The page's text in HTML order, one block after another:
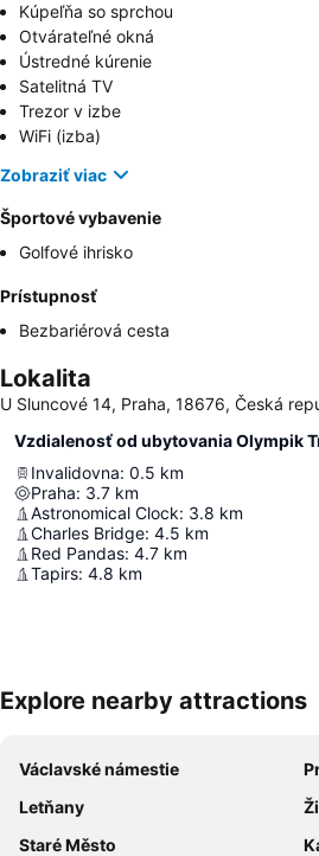
Kúpeľňa so sprchou
Otvárateľné okná
Ústredné kúrenie
Satelitná TV
Trezor v izbe
WiFi (izba)
Zobraziť viac
Športové vybavenie
Golfové ihrisko
Prístupnosť
Bezbariérová cesta
Lokalita
U Sluncové 14, Praha, 18676, Česká
Vzdialenosť od ubytovania Olympik
Invalidovna: 0.5 km
Praha: 3.7 km
Astronomical Clock: 3.8 km
Charles Bridge: 4.5 km
Red Pandas: 4.7 km
Tapirs: 4.8 km
Explore nearby attractions
Václavské námestie
Letňany
Staré Město